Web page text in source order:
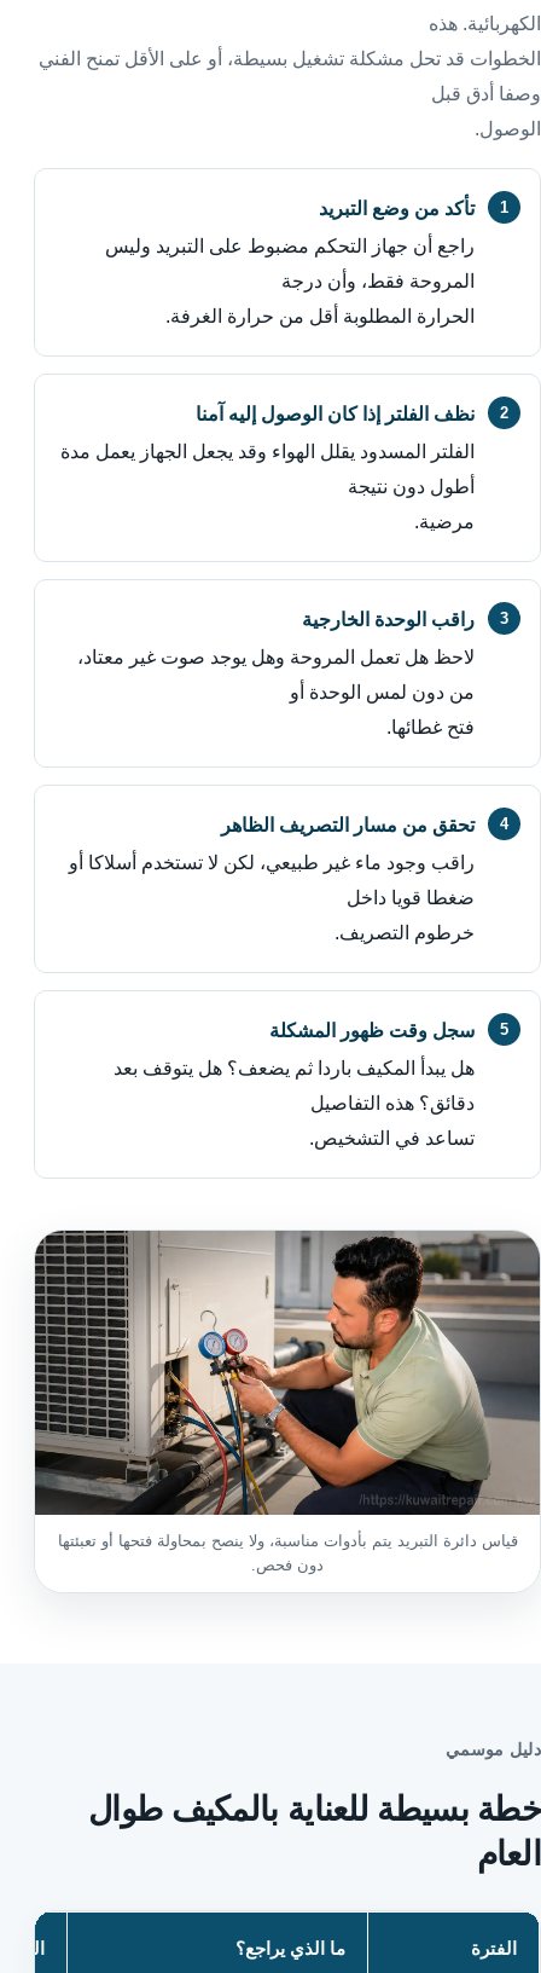
الكهربائية. هذه
الخطوات قد تحل مشكلة تشغيل بسيطة، أو على الأقل تمنح الفني
وصفا أدق قبل
الوصول.
تأكد من وضع التبريد
راجع أن جهاز التحكم مضبوط على التبريد وليس
المروحة فقط، وأن درجة
الحرارة المطلوبة أقل من حرارة الغرفة.
نظف الفلتر إذا كان الوصول إليه آمنا
الفلتر المسدود يقلل الهواء وقد يجعل الجهاز يعمل مدة
أطول دون نتيجة
مرضية.
راقب الوحدة الخارجية
لاحظ هل تعمل المروحة وهل يوجد صوت غير معتاد،
من دون لمس الوحدة أو
فتح غطائها.
تحقق من مسار التصريف الظاهر
راقب وجود ماء غير طبيعي، لكن لا تستخدم أسلاكا أو
ضغطا قويا داخل
خرطوم التصريف.
سجل وقت ظهور المشكلة
هل يبدأ المكيف باردا ثم يضعف؟ هل يتوقف بعد
دقائق؟ هذه التفاصيل
تساعد في التشخيص.
قياس دائرة التبريد يتم بأدوات مناسبة، ولا ينصح بمحاولة فتحها أو تعبئتها
دون فحص.
دليل موسمي
خطة بسيطة للعناية بالمكيف طوال
العام
الفترة ما الذي يراجع؟